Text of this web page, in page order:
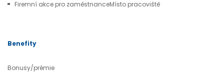
Firemní akce pro zaměstnanceMísto pracoviště
Benefity
Bonusy/prémie